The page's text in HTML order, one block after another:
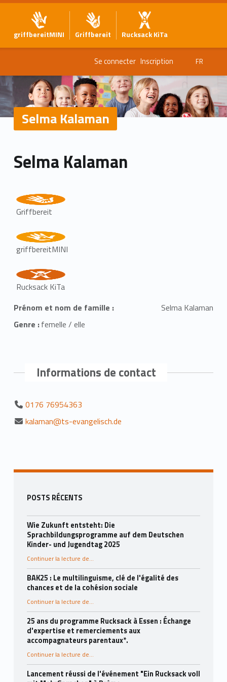
griffbereitMINI Griffbereit Rucksack KiTa
Se connecter Inscription FR
Selma Kalaman
Selma Kalaman
Griffbereit
griffbereitMINI
Rucksack KiTa
Prénom et nom de famille :
Selma Kalaman
Genre :femelle / elle
Informations de contact
0176 76954363
kalaman@ts-evangelisch.de
Encadré
POSTS RÉCENTS
Wie Zukunft entsteht: Die
Sprachbildungsprogramme auf dem Deutschen
Kinder- und Jugendtag 2025
Continuer la lecture de“Wie Zukunft entsteht: Die Sprachbildungsprogramme auf dem Deutschen Kinder- und Jugendtag 2025”
...
BAK25 : Le multilinguisme, clé de l'égalité des
chances et de la cohésion sociale
Continuer la lecture de“BAK25: Mehrsprachigkeit als Schlüssel für Chancengerechtigkeit und gesellschaftlichen Zusammenhalt”
...
25 ans du programme Rucksack à Essen : Échange
d'expertise et remerciements aux
accompagnateurs parentaux*.
Continuer la lecture de“25 Jahre Rucksack-Programm in Essen: Fachaustausch und Dank an die Elternbegleiter*innen”
...
Lancement réussi de l'événement "Ein Rucksack voll